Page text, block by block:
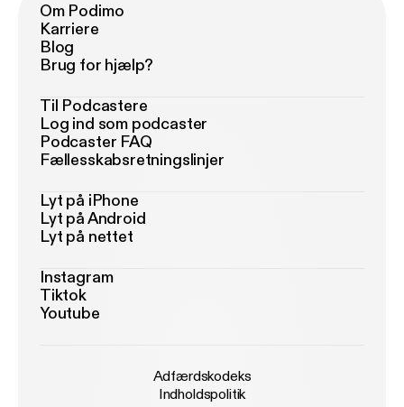
Om Podimo
Karriere
Blog
Brug for hjælp?
Til Podcastere
Log ind som podcaster
Podcaster FAQ
Fællesskabsretningslinjer
Lyt på iPhone
Lyt på Android
Lyt på nettet
Instagram
Tiktok
Youtube
Adfærdskodeks
Indholdspolitik